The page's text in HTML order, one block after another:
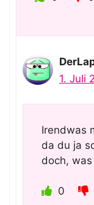
1. Juli
Irendwas
da du ja
doch,
0